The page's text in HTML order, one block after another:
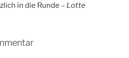
in die Runde – Lotte